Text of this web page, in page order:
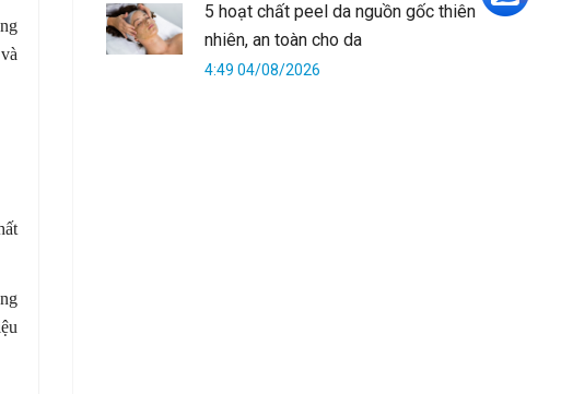
5 hoạt chất peel da nguồn gốc thiên
nhiên, an toàn cho da
4:49 04/08/2026